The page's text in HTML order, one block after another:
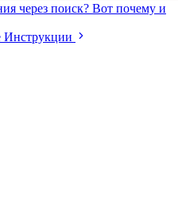
через поиск? Вот почему и
Инструкции